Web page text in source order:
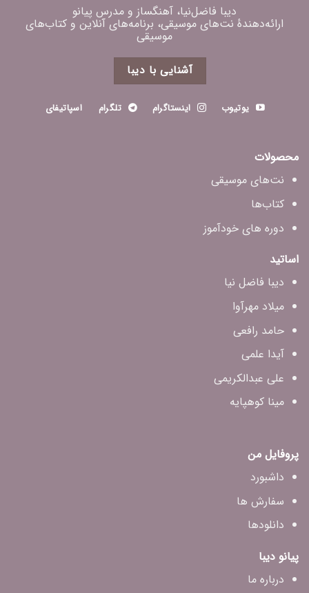
دیبا فاضل‌نیا، آهنگساز و مدرس پیانو
ارائه‌دهندهٔ نت‌های موسیقی، برنامه‌های آنلاین و کتاب‌های
موسیقی
آشنایی با دیبا
یوتیوب اینستاگرام تلگرام اسپاتیفای
محصولات
نت‌های موسیقی
کتاب‌ها
دوره های خودآموز
اساتید
دیبا فاضل‌ نیا
میلاد مهرآوا
حامد رافعی
آیدا علمی
علی عبدالکریمی
مینا کوهپایه
پروفایل من
داشبورد
سفارش ها
دانلودها
پیانو دیبا
درباره ما